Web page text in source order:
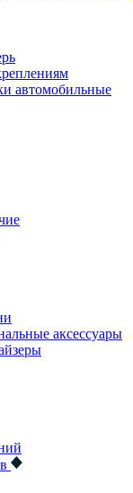
автомобильные
аксессуары